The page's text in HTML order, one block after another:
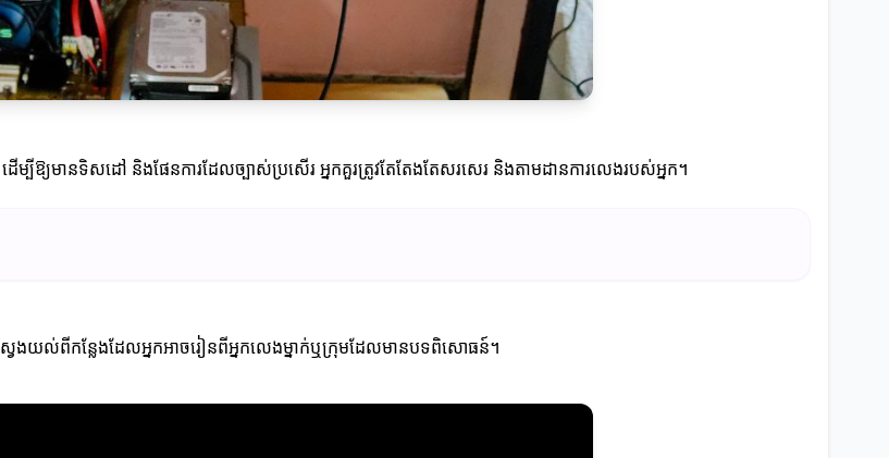
ឱ្យមានទិសដៅ និងផែនការដែលច្បាស់ប្រសើរ អ្នកគួរ​ត្រូវតែតែងតែសរសេរ និងតាមដានការលេងរបស់អ្នក។
វែងយល់ពីកន្លែងដែលអ្នកអាចរៀនពីអ្នកលេងម្នាក់ឬក្រុមដែលមានបទពិសោធន៍។